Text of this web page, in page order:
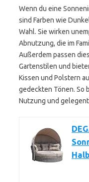
Wenn du eine
sind Farben wie
Wahl. Sie wirken
Abnutzung, die im
Außerdem passen
Gartenstilen und
Kissen und Polstern
gedeckten Tönen. So
Nutzung und